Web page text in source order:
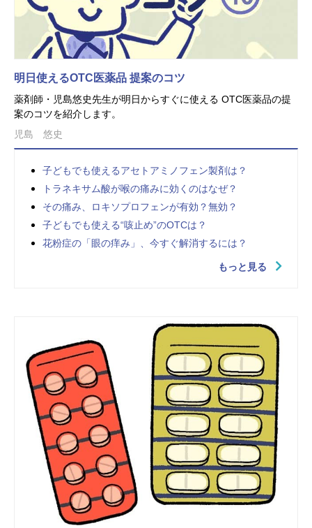
明日使えるOTC医薬品 提案のコツ
薬剤師・児島悠史先生が明日からすぐに使える OTC医薬品の提
案のコツを紹介します。
児島 悠史
子どもでも使えるアセトアミノフェン製剤は？
トラネキサム酸が喉の痛みに効くのはなぜ？
その痛み、ロキソプロフェンが有効？無効？
子どもでも使える“咳止め”のOTCは？
花粉症の「眼の痒み」、今すぐ解消するには？
もっと見る